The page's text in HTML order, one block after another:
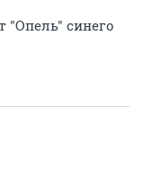
"Опель" синего